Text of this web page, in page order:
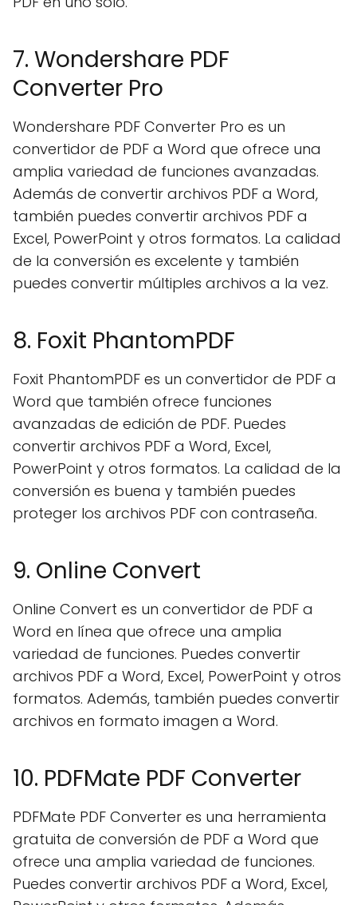
7. Wondershare PDF
Converter Pro
Wondershare PDF Converter Pro es un
convertidor de PDF a Word que ofrece una
amplia variedad de funciones avanzadas.
Además de convertir archivos PDF a Word,
también puedes convertir archivos PDF a
Excel, PowerPoint y otros formatos. La calidad
de la conversión es excelente y también
puedes convertir múltiples archivos a la vez.
8. Foxit PhantomPDF
Foxit PhantomPDF es un convertidor de PDF a
Word que también ofrece funciones
avanzadas de edición de PDF. Puedes
convertir archivos PDF a Word, Excel,
PowerPoint y otros formatos. La calidad de la
conversión es buena y también puedes
proteger los archivos PDF con contraseña.
9. Online Convert
Online Convert es un convertidor de PDF a
Word en línea que ofrece una amplia
variedad de funciones. Puedes convertir
archivos PDF a Word, Excel, PowerPoint y otros
formatos. Además, también puedes convertir
archivos en formato imagen a Word.
10. PDFMate PDF Converter
PDFMate PDF Converter es una herramienta
gratuita de conversión de PDF a Word que
ofrece una amplia variedad de funciones.
Puedes convertir archivos PDF a Word, Excel,